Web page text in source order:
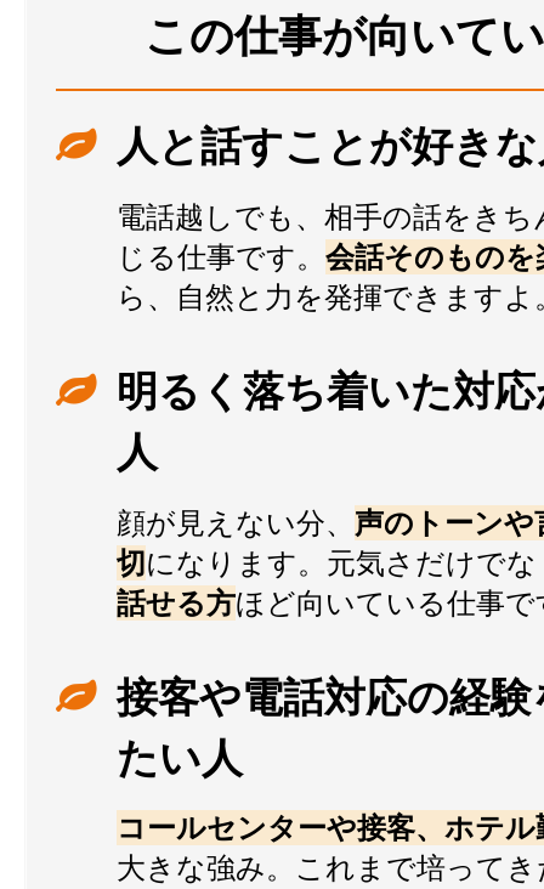
この仕事が向いて
人と話すことが好き
電話越しでも、相手の話をき
じる仕事です。会話そのもの
ら、自然と力を発揮できますよ
明るく落ち着いた対
人
顔が見えない分、 声のトーン
切になります。元気さだけで
話せる方ほど向いている仕事で
接客や電話対応の経
たい人
コールセンターや接客、ホテ
大きな強み。これまで培って